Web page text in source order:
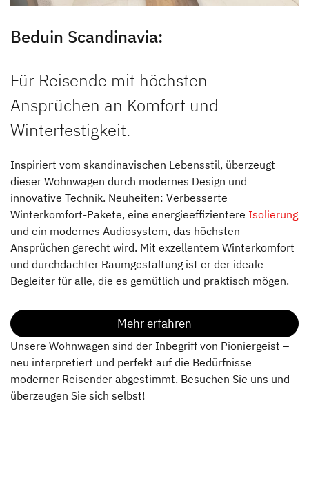
Beduin Scandinavia:
Für Reisende mit höchsten
Ansprüchen an Komfort und
Winterfestigkeit.
Inspiriert vom skandinavischen Lebensstil, überzeugt
dieser Wohnwagen durch modernes Design und
innovative Technik. Neuheiten: Verbesserte
Winterkomfort-Pakete, eine energieeffizientere Isolierung
und ein modernes Audiosystem, das höchsten
Ansprüchen gerecht wird. Mit exzellentem Winterkomfort
und durchdachter Raumgestaltung ist er der ideale
Begleiter für alle, die es gemütlich und praktisch mögen.
Mehr erfahren
Unsere Wohnwagen sind der Inbegriff von Pioniergeist –
neu interpretiert und perfekt auf die Bedürfnisse
moderner Reisender abgestimmt. Besuchen Sie uns und
überzeugen Sie sich selbst!